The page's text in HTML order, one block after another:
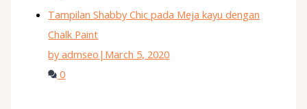
Tampilan Shabby Chic pada Meja kayu dengan
Chalk Paint
by admseo | March 5, 2020
0